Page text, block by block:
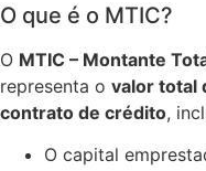
O que é o MTIC?
O MTIC – Montante
representa o valor total
contrato de crédito,
O capital